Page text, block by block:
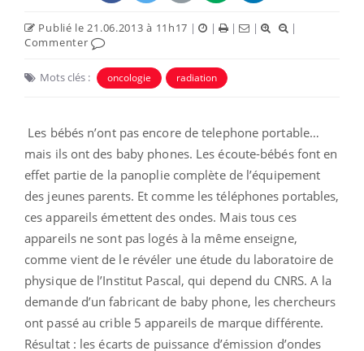
Publié le 21.06.2013 à 11h17 | | | |
|
Commenter
Mots clés : oncologie radiation
Les bébés n’ont pas encore de telephone portable…
mais ils ont des baby phones. Les écoute-bébés font en
effet partie de la panoplie complète de l’équipement
des jeunes parents. Et comme les téléphones portables,
ces appareils émettent des ondes. Mais tous ces
appareils ne sont pas logés à la même enseigne,
comme vient de le révéler une étude du laboratoire de
physique de l’Institut Pascal, qui depend du CNRS. A la
demande d’un fabricant de baby phone, les chercheurs
ont passé au crible 5 appareils de marque différente.
Résultat : les écarts de puissance d’émission d’ondes